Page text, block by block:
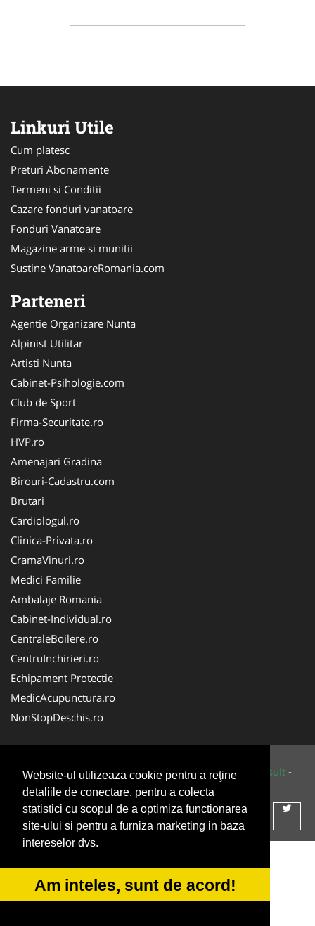
Website-ul utilizeaza cookie pentru a reţine
detaliile de conectare, pentru a colecta
statistici cu scopul de a optimiza functionarea
site-ului si pentru a furniza marketing in baza
intereselor dvs.
Am inteles, sunt de acord!
Linkuri Utile
Cum platesc
Preturi Abonamente
Termeni si Conditii
Cazare fonduri vanatoare
Fonduri Vanatoare
Magazine arme si munitii
Sustine VanatoareRomania.com
Parteneri
Agentie Organizare Nunta
Alpinist Utilitar
Artisti Nunta
Cabinet-Psihologie.com
Club de Sport
Firma-Securitate.ro
HVP.ro
Amenajari Gradina
Birouri-Cadastru.com
Brutari
Cardiologul.ro
Clinica-Privata.ro
CramaVinuri.ro
Medici Familie
Ambalaje Romania
Cabinet-Individual.ro
CentraleBoilere.ro
CentruInchirieri.ro
Echipament Protectie
MedicAcupunctura.ro
NonStopDeschis.ro
© 2014-2026 Powered byVilonMedia& Tokaido Consult -
ANPC SOL